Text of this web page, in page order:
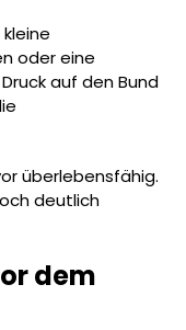
oder eine
auf den Bund
überlebensfähig.
deutlich
dem